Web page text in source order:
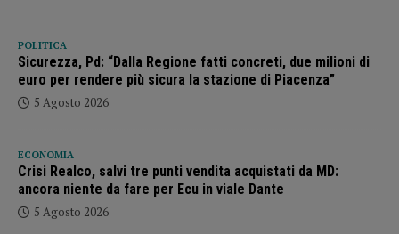
POLITICA
Sicurezza, Pd: “Dalla Regione fatti concreti, due milioni di
euro per rendere più sicura la stazione di Piacenza”
5 Agosto 2026
ECONOMIA
Crisi Realco, salvi tre punti vendita acquistati da MD:
ancora niente da fare per Ecu in viale Dante
5 Agosto 2026